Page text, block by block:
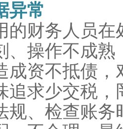
异常
的财务人员
、操作不成
成资不抵债
追求少交税
规、检查账